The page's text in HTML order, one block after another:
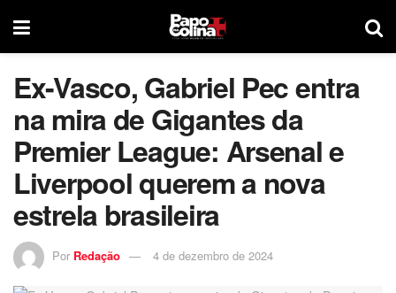
Ex-Vasco, Gabriel Pec entra
na mira de Gigantes da
Premier League: Arsenal e
Liverpool querem a nova
estrela brasileira
Por Redação 4 de dezembro de 2024